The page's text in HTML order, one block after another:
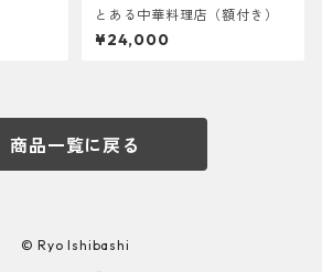
とある中華料理店（額付き）
¥24,000
商品一覧に戻る
© Ryo Ishibashi